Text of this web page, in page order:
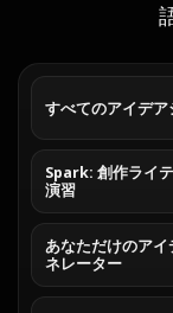
すべてのアイデ
Spark: 創作ライ
演習
あなただけのアイ
ネレーター